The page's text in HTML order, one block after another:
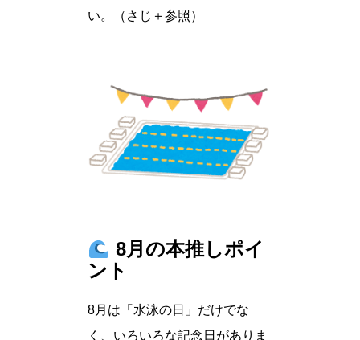
い。（さじ＋参照）
8月の本推しポイ
ント
8月は「水泳の日」だけでな
く、いろいろな記念日がありま